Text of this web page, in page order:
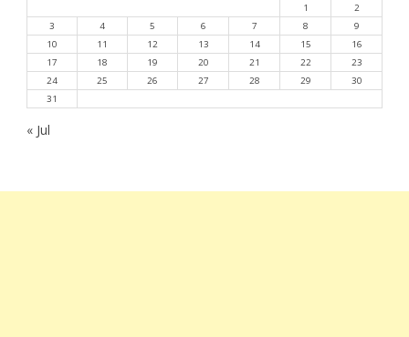
1
2
3
4 5 6 7 8
9
10
11 12 13 14 15
16
17
18 19 20 21 22
23
24
25 26 27 28 29
30
31
« Jul